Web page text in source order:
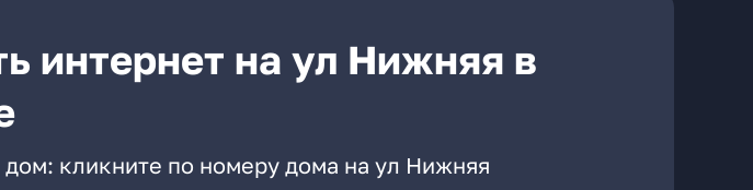
интернет на ул Нижняя в
кликните по номеру дома на ул Нижняя